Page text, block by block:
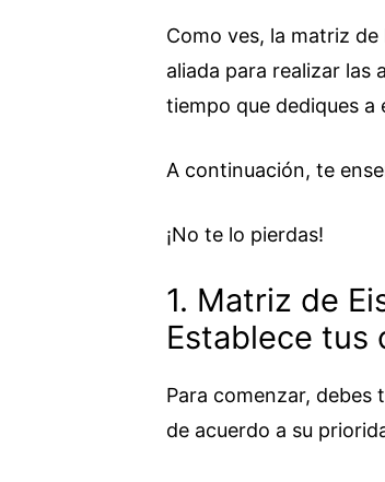
Como ves, la matriz
aliada para realizar las
tiempo que dediques a
A continuación, te
¡No te lo pierdas!
1. Matriz de
Establece tus
Para comenzar,
de acuerdo a su